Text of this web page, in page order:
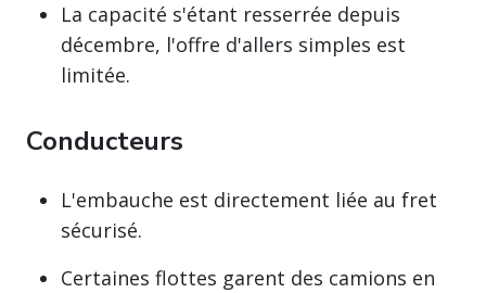
La capacité s'étant resserrée depuis
décembre, l'offre d'allers simples est
limitée.
Conducteurs
L'embauche est directement liée au fret
sécurisé.
Certaines flottes garent des camions en